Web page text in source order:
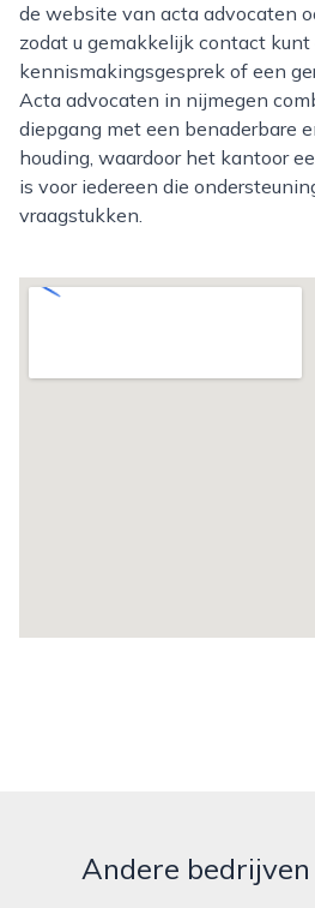
de website van acta advocaten
zodat u gemakkelijk contact
kennismakingsgesprek of een
Acta advocaten in nijmegen
diepgang met een benaderbare
houding, waardoor het kantoor
is voor iedereen die
vraagstukken.
Andere